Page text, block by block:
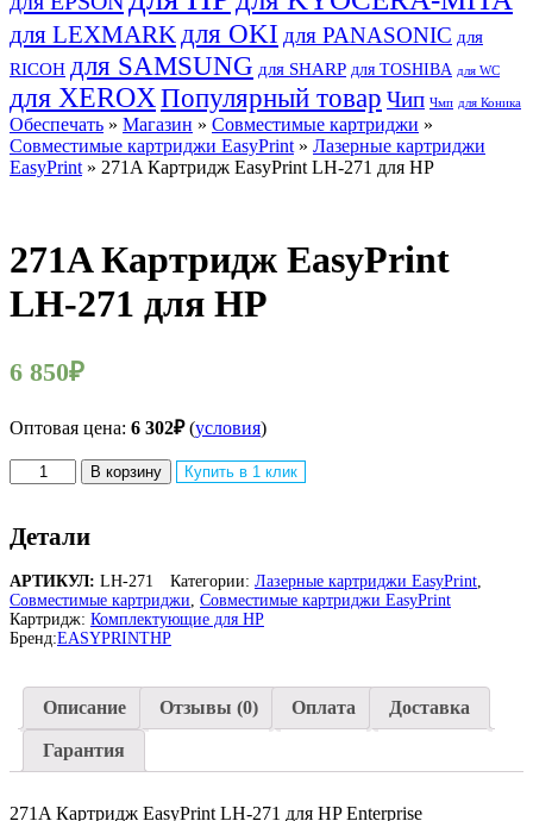
для LEXMARK для OKI для PANASONIC для
RICOH для SAMSUNG для SHARP для TOSHIBA для WC
для XEROX Популярный товар Чип Чмп для Коника
Обеспечать » Магазин » Совместимые картриджи »
Совместимые картриджи EasyPrint » Лазерные картриджи
EasyPrint » 271A Картридж EasyPrint LH-271 для HP
271A Картридж EasyPrint
LH-271 для HP
6 850₽
Оптовая цена: 6 302₽(условия)
Количество
товара
Картридж
EasyPrint
LH-
271
для
HP
В корзину Купить в 1 клик
Детали
АРТИКУЛ: LH-271 Категории: Лазерные картриджи EasyPrint,
Совместимые картриджи, Совместимые картриджи EasyPrint
Картридж: Комплектующие для HP
Бренд:EASYPRINTHP
Описание Отзывы (0) Оплата Доставка
Гарантия
271A Картридж EasyPrint LH-271 для HP Enterprise